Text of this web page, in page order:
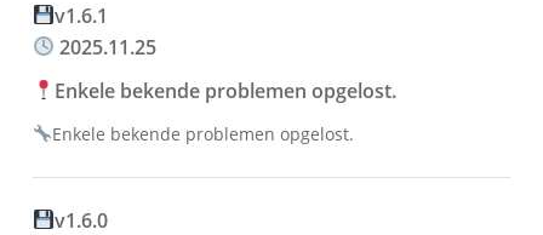
v1.6.1
2025.11.25
Enkele bekende problemen opgelost.
Enkele bekende problemen opgelost.
v1.6.0